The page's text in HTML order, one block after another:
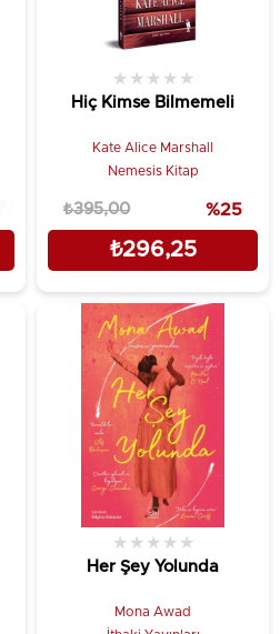
Hiç Kimse Bilmemeli
★ ★ ★ ★ ★
Kate Alice Marshall
Nemesis Kitap
₺296,25
₺395,00 %25
Her Şey Yolunda
★ ★ ★ ★ ★
Mona Awad